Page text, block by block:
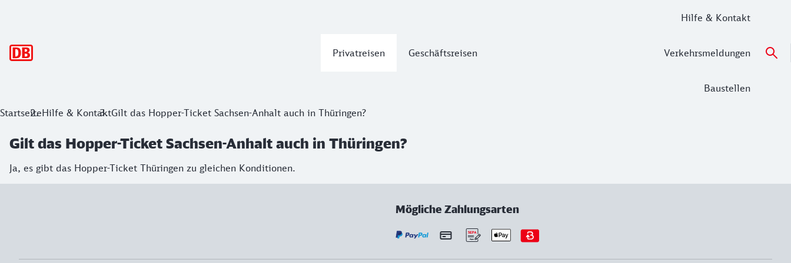
Privatreisen Geschäftsreisen
Hilfe & Kontakt
Verkehrsmeldungen
Baustellen
StartseiteHilfe & KontaktGilt das Hopper-Ticket Sachsen-Anhalt auch in Thüringen?
Gilt das Hopper-Ticket Sachsen-Anhalt auch in Thüringen?
Ja, es gibt das Hopper-Ticket Thüringen zu gleichen Konditionen.
Mögliche Zahlungsarten